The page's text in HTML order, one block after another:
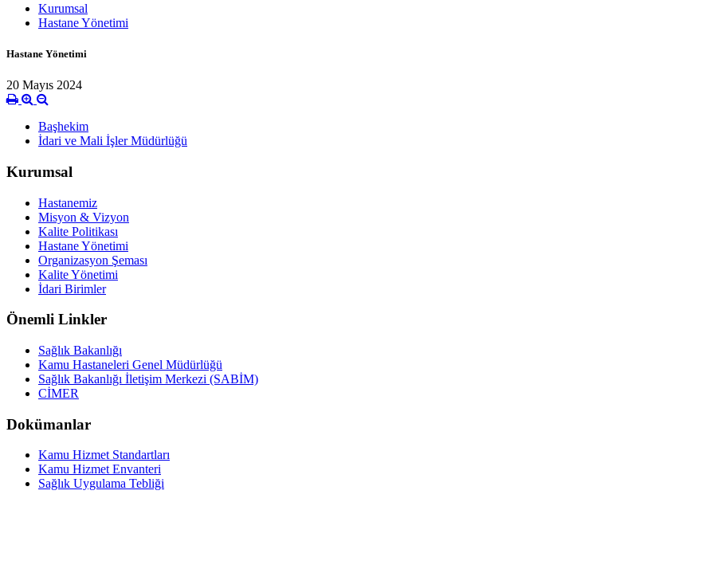
Kurumsal
Hastane Yönetimi
Hastane Yönetimi
20 Mayıs 2024
Başhekim
İdari ve Mali İşler Müdürlüğü
Kurumsal
Hastanemiz
Misyon & Vizyon
Kalite Politikası
Hastane Yönetimi
Organizasyon Şeması
Kalite Yönetimi
İdari Birimler
Önemli Linkler
Sağlık Bakanlığı
Kamu Hastaneleri Genel Müdürlüğü
Sağlık Bakanlığı İletişim Merkezi (SABİM)
CİMER
Dokümanlar
Kamu Hizmet Standartları
Kamu Hizmet Envanteri
Sağlık Uygulama Tebliği